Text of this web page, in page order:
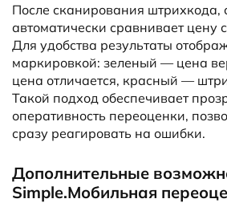
После сканирования штрихкода,
автоматически сравнивает цену
Для удобства результаты
маркировкой: зеленый — цена
цена отличается, красный —
Такой подход обеспечивает
оперативность переоценки,
сразу реагировать на ошибки.
Дополнительные
Simple.Мобильная